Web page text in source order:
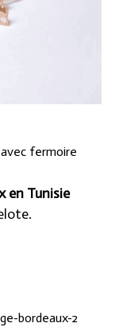
fermoire
en Tunisie
bordeaux-2